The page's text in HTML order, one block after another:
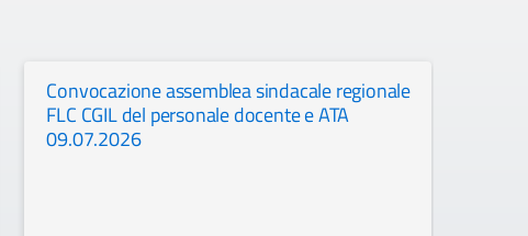
Convocazione assemblea sindacale regionale
FLC CGIL del personale docente e ATA
09.07.2026